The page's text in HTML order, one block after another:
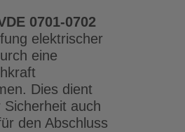
0701-0702
elektrischer
eine
Dies dient
Sicherheit auch
den Abschluss